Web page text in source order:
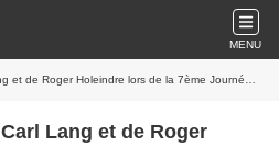
MENU
lors de la 7ème Journée de Synthèse Nationale à Rungis
Lang et de Roger